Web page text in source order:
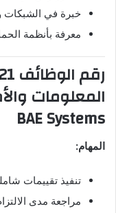
خبرة في الشبكات
معرفة بأنظمة
المعلومات
BAE Systems
المهام:
تنفيذ تقييمات
مراجعة مدى